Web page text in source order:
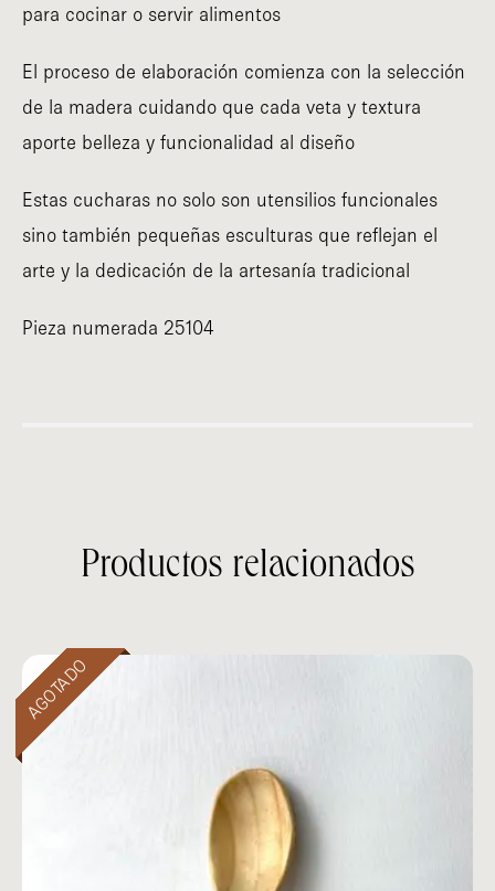
para cocinar o servir alimentos
El proceso de elaboración comienza con la selección
de la madera cuidando que cada veta y textura
aporte belleza y funcionalidad al diseño
Estas cucharas no solo son utensilios funcionales
sino también pequeñas esculturas que reflejan el
arte y la dedicación de la artesanía tradicional
Pieza numerada 25104
Productos relacionados